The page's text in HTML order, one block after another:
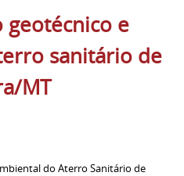
e
sanitário de
MT
do Aterro Sanitário de